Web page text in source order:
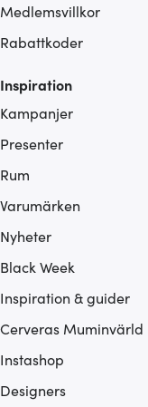
Medlemsvillkor
Rabattkoder
Inspiration
Kampanjer
Presenter
Rum
Varumärken
Nyheter
Black Week
Inspiration & guider
Cerveras Muminvärld
Instashop
Designers